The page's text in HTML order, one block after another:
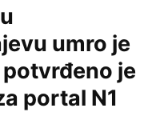
umro je
je
portal N1